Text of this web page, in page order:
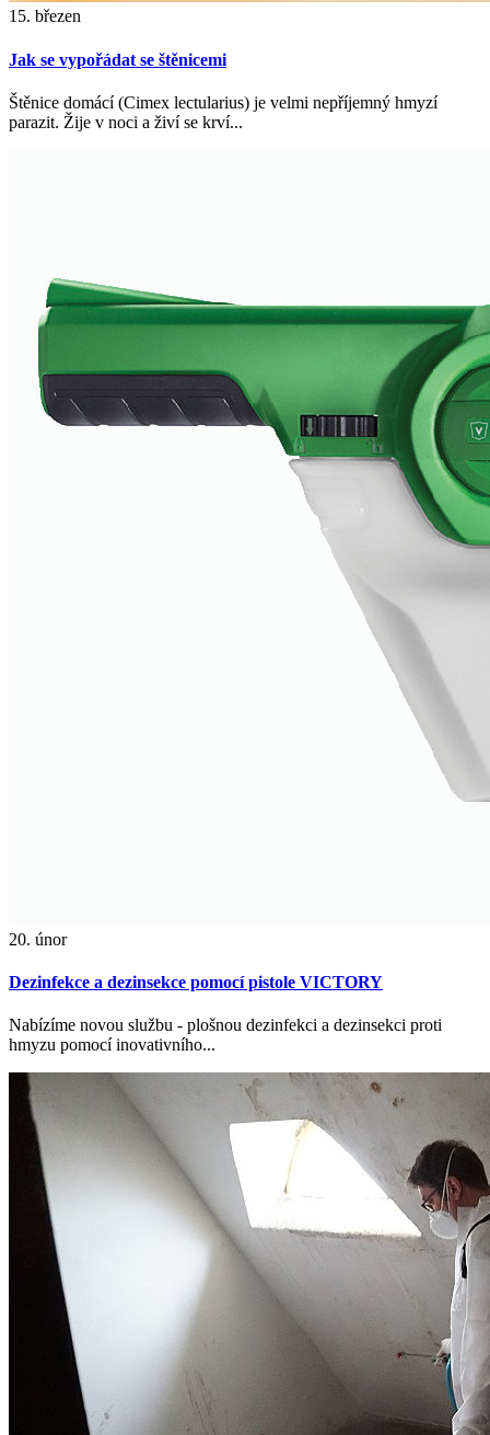
15. březen
Jak se vypořádat se štěnicemi
Štěnice domácí (Cimex lectularius) je velmi nepříjemný hmyzí
parazit. Žije v noci a živí se krví...
20. únor
Dezinfekce a dezinsekce pomocí pistole VICTORY
Nabízíme novou službu - plošnou dezinfekci a dezinsekci proti
hmyzu pomocí inovativního...